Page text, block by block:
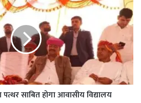
पत्थर साबित होगा आवासीय विद्यालय